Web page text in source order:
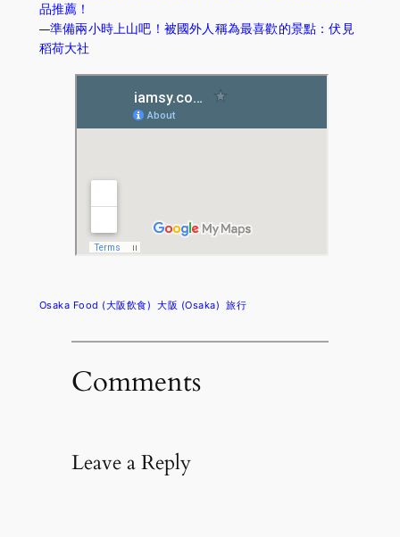
品推薦！
—準備兩小時上山吧！被國外人稱為最喜歡的景點：伏見
稻荷大社
Osaka Food (大阪飲食) 大阪 (Osaka) 旅行
Comments
Leave a Reply